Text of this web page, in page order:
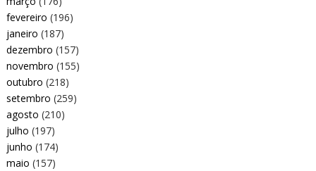
fevereiro (196)
janeiro (187)
dezembro (157)
novembro (155)
outubro (218)
setembro (259)
agosto (210)
julho (197)
junho (174)
maio (157)